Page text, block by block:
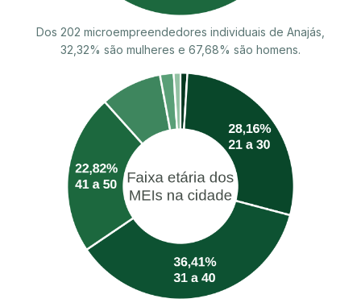
Dos 202 microempreendedores individuais de Anajás,
32,32% são mulheres e 67,68% são homens.